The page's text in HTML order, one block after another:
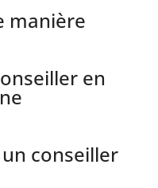
manière
en
conseiller